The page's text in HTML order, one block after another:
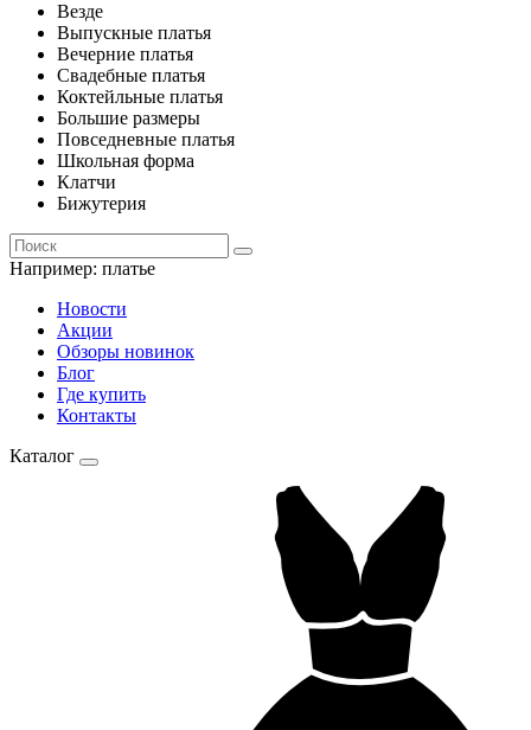
Везде
Выпускные платья
Вечерние платья
Свадебные платья
Коктейльные платья
Большие размеры
Повседневные платья
Школьная форма
Клатчи
Бижутерия
Например: платье
Новости
Акции
Обзоры новинок
Блог
Где купить
Контакты
Каталог